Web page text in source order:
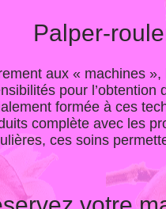
Palper-
aux « machines
pour
formée à ces
complète avec les
ces soins